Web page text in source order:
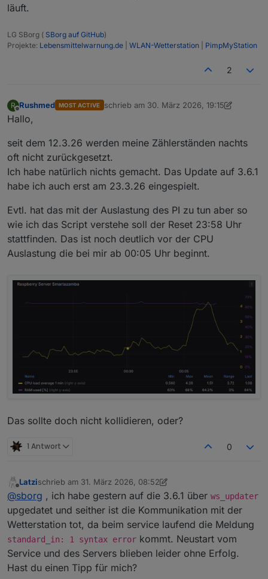
läuft.
LG SBorg ( SBorg auf GitHub)
Projekte: Lebensmittelwarnung.de WLAN-Wetterstation PimpMyStation
2
R
Offline
Rushmed MOST ACTIVE schrieb am 30. März 2026, 19:15
zuletzt editiert von Rushmed
Hallo,
seit dem 12.3.26 werden meine Zählerständen nachts
oft nicht zurückgesetzt.
Ich habe natürlich nichts gemacht. Das Update auf 3.6.1
habe ich auch erst am 23.3.26 eingespielt.
Evtl. hat das mit der Auslastung des PI zu tun aber so
wie ich das Script verstehe soll der Reset 23:58 Uhr
stattfinden. Das ist noch deutlich vor der CPU
Auslastung die bei mir ab 00:05 Uhr beginnt.
Das sollte doch nicht kollidieren, oder?
1 Antwort 0
Offline
Latzischrieb am 31. März 2026, 08:52
zuletzt editiert von Latzi
@sborg , ich habe gestern auf die 3.6.1 über ws_updater
upgedatet und seither ist die Kommunikation mit der
Wetterstation tot, da beim service laufend die Meldung
standard_in: 1 syntax error kommt. Neustart vom
Service und des Servers blieben leider ohne Erfolg.
Hast du einen Tipp für mich?